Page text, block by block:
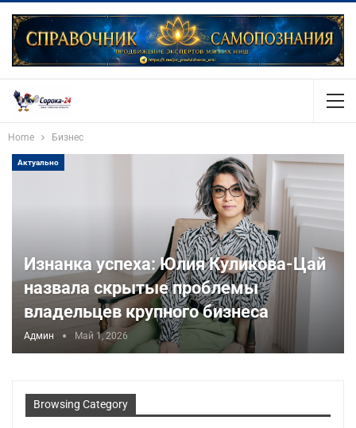
Home Бизнес
Актуально
Изнанка успеха: Юлия Куликова-Цай
назвала скрытые проблемы
владельцев крупного бизнеса
Админ Май 1, 2026
Browsing Category